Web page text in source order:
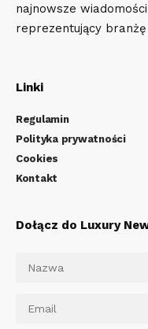
najnowsze
reprezentujący
Linki
Regulamin
Polityka prywatności
Cookies
Kontakt
Dołącz do Luxury